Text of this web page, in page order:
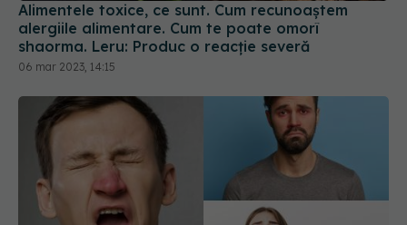
Alimentele toxice, ce sunt. Cum recunoaștem
alergiile alimentare. Cum te poate omorî
shaorma. Leru: Produc o reacție severă
06 mar 2023, 14:15